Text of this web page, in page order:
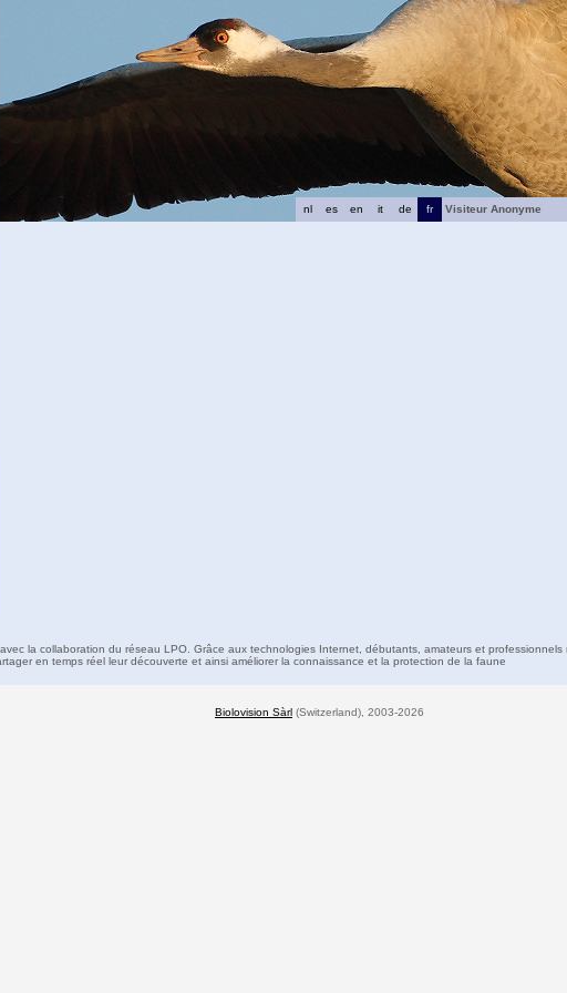
fr
de
it
en
es
nl
Visiteur Anonyme
la collaboration du réseau LPO. Grâce aux technologies Internet, débutants, amateurs et professionnels
en temps réel leur découverte et ainsi améliorer la connaissance et la protection de la faune
Biolovision Sàrl (Switzerland), 2003-2026